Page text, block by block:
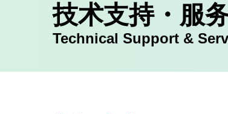
技术支持・服
Technical Support &